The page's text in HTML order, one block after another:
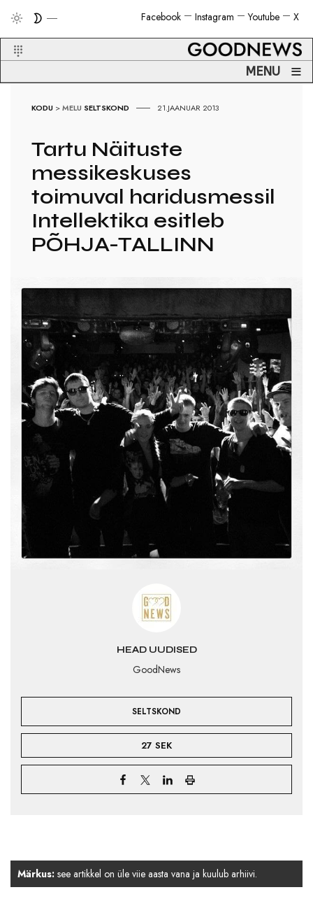
X
Youtube
Instagram
Facebook
MENU ≡
KODU >MELU SELTSKOND 21.JAANUAR 2013
Tartu Näituste
messikeskuses
toimuval haridusmessil
Intellektika esitleb
PÕHJA-TALLINN
HEAD UUDISED
GoodNews
SELTSKOND
27 SEK
Märkus: see artikkel on üle viie aasta vana ja kuulub arhiivi.